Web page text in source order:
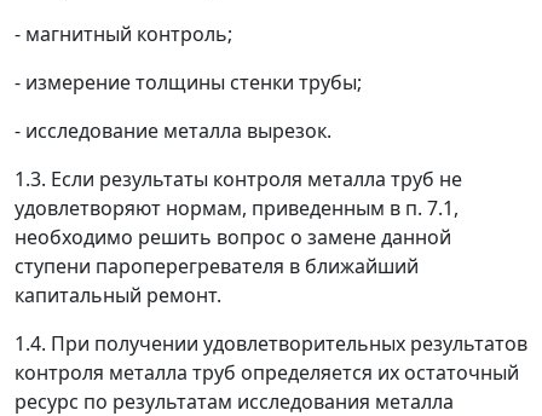
- магнитный контроль;
- измерение толщины стенки трубы;
- исследование металла вырезок.
1.3. Если результаты контроля металла труб не
удовлетворяют нормам, приведенным в п. 7.1,
необходимо решить вопрос о замене данной
ступени пароперегревателя в ближайший
капитальный ремонт.
1.4. При получении удовлетворительных результатов
контроля металла труб определяется их остаточный
ресурс по результатам исследования металла